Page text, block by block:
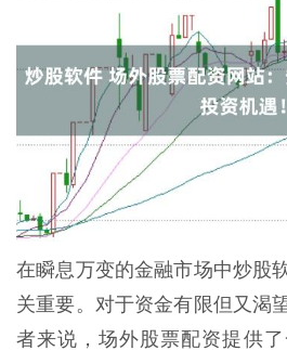
在瞬息万变的金融市场中炒股
关重要。对于资金有限但又渴
者来说，场外股票配资提供